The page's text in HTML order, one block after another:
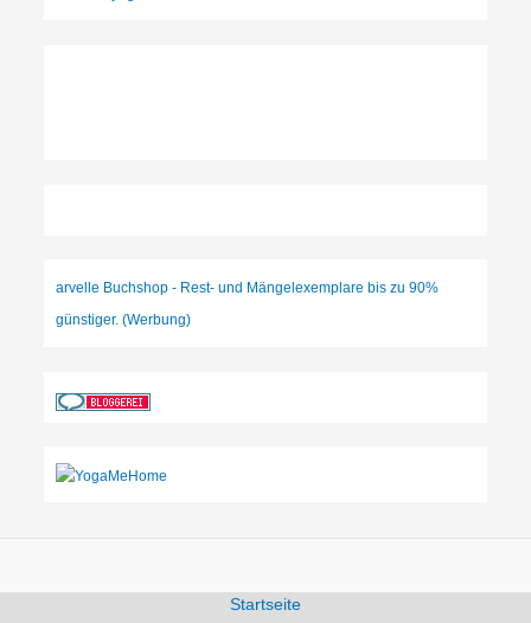
arvelle Buchshop - Rest- und Mängelexemplare bis zu 90%
günstiger. (Werbung)
Startseite